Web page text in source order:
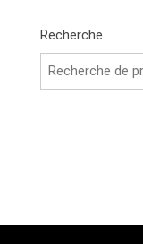
Recherche